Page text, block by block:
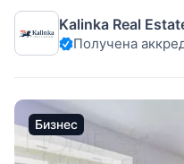
комплексе "Серебряный
просторная гостиная с
отапливаемой лоджией,
Kalinka Real
Получена
Бизнес